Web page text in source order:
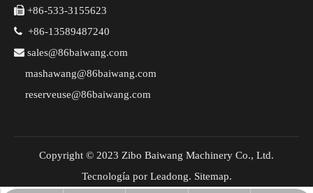
 +86-533-3155623
 +86-13589487240
 sales@86baiwang.com
mashawang@86baiwang.com
reserveuse@86baiwang.com
Copyright © 2023 Zibo Baiwang Machinery Co., Ltd.
Tecnología por Leadong. Sitemap.